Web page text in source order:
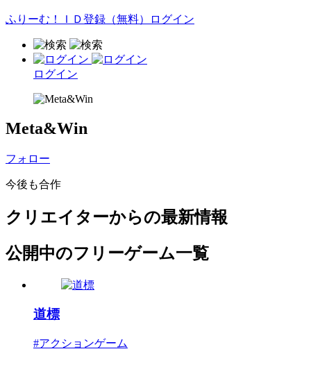
ふりーむ！ＩＤ登録（無料） ログイン
ログイン
Meta&Win
フォロー
今後も合作
クリエイターからの最新情報
公開中のフリーゲーム一覧
道標
#アクションゲーム